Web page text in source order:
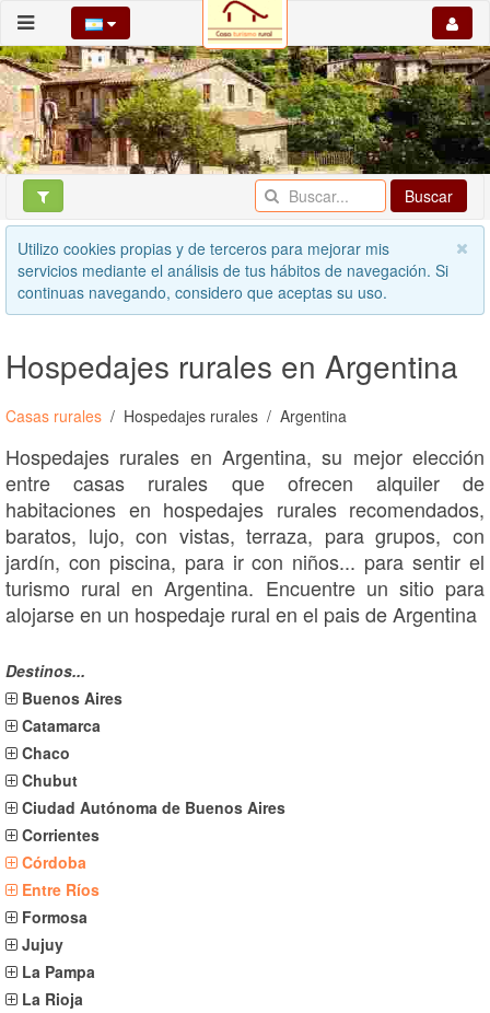
Buscar
Utilizo cookies propias y de terceros para mejorar mis
servicios mediante el análisis de tus hábitos de navegación. Si
continuas navegando, considero que aceptas su uso.
Hospedajes rurales en Argentina
Casas rurales Hospedajes rurales Argentina
Hospedajes rurales en Argentina, su mejor elección
entre casas rurales que ofrecen alquiler de
habitaciones en hospedajes rurales recomendados,
baratos, lujo, con vistas, terraza, para grupos, con
jardín, con piscina, para ir con niños... para sentir el
turismo rural en Argentina. Encuentre un sitio para
alojarse en un hospedaje rural en el pais de Argentina
Destinos...
Buenos Aires
Catamarca
Chaco
Chubut
Ciudad Autónoma de Buenos Aires
Corrientes
Córdoba
Entre Ríos
Formosa
Jujuy
La Pampa
La Rioja